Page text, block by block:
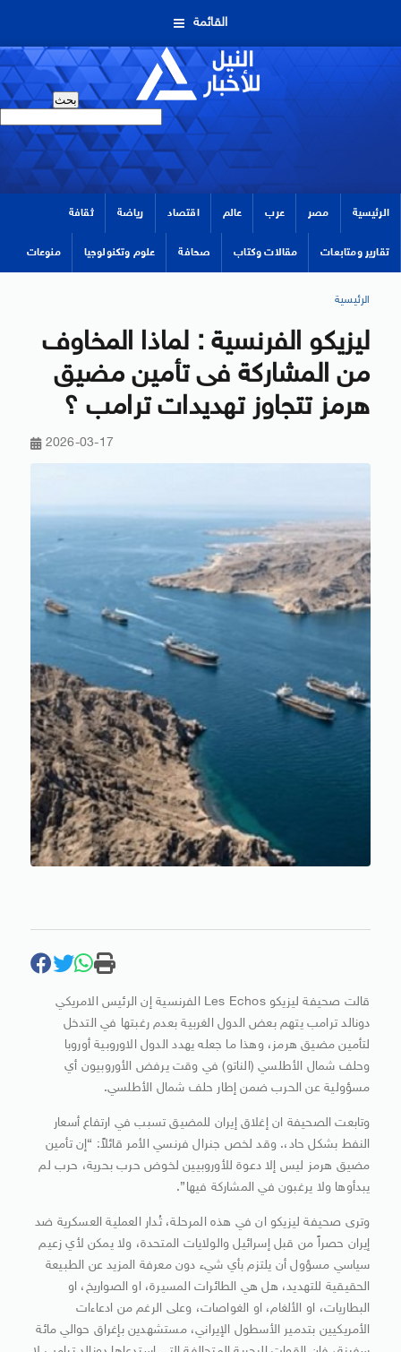
القائمة
الرئيسية مصر عرب عالم اقتصاد رياضة ثقافة
تقارير ومتابعات مقالات وكتاب صحافة علوم وتكنولوجيا منوعات
الرئيسية
ليزيكو الفرنسية : لماذا المخاوف
من المشاركة فى تأمين مضيق
هرمز تتجاوز تهديدات ترامب ؟
2026-03-17
قالت صحيفة ليزيكو Les Echos الفرنسية إن الرئيس الامريكي
دونالد ترامب يتهم بعض الدول الغربية بعدم رغبتها في التدخل
لتأمين مضيق هرمز، وهذا ما جعله يهدد الدول الاوروبية أوروبا
وحلف شمال الأطلسي (الناتو) في وقت يرفض الأوروبيون أي
مسؤولية عن الحرب ضمن إطار حلف شمال الأطلسي.
وتابعت الصحيفة ان إغلاق إيران للمضيق تسبب في ارتفاع أسعار
النفط بشكل حاد،. وقد لخص جنرال فرنسي الأمر قائلاً: “إن تأمين
مضيق هرمز ليس إلا دعوة للأوروبيين لخوض حرب بحرية، حرب لم
يبدأوها ولا يرغبون في المشاركة فيها”.
وترى صحيفة ليزيكو ان في هذه المرحلة، تُدار العملية العسكرية ضد
إيران حصراً من قبل إسرائيل والولايات المتحدة، ولا يمكن لأي زعيم
سياسي مسؤول أن يلتزم بأي شيء دون معرفة المزيد عن الطبيعة
الحقيقية للتهديد، هل هي الطائرات المسيرة، او الصواريخ، او
البطاريات، او الألغام، او الغواصات، وعلى الرغم من ادعاءات
الأمريكيين بتدمير الأسطول الإيراني، مستشهدين بإغراق حوالي مائة